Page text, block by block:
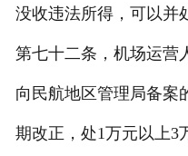
没收违法所得，可以并
第七十二条，机场运营
向民航地区管理局备案
期改正，处1万元以上3